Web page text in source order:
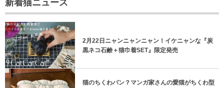
新着猫ニュース
2月22日ニャンニャンニャン！イケニャンな『炭
黒ネコ石鹸＋猫巾着SET』限定発売
猫のちくわパン？マンガ家さんの愛猫がちくわ型